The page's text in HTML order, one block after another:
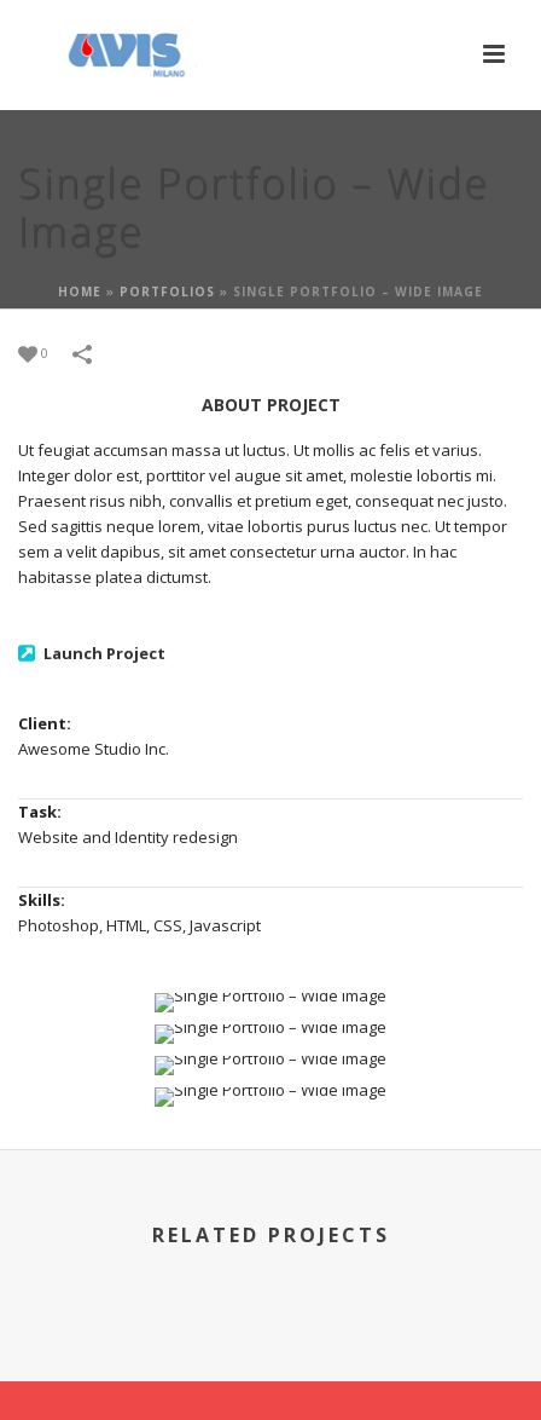
Single Portfolio – Wide
Image
HOME » PORTFOLIOS » SINGLE PORTFOLIO – WIDE IMAGE
0
ABOUT PROJECT
Ut feugiat accumsan massa ut luctus. Ut mollis ac felis et varius.
Integer dolor est, porttitor vel augue sit amet, molestie lobortis mi.
Praesent risus nibh, convallis et pretium eget, consequat nec justo.
Sed sagittis neque lorem, vitae lobortis purus luctus nec. Ut tempor
sem a velit dapibus, sit amet consectetur urna auctor. In hac
habitasse platea dictumst.
Launch Project
Client:
Awesome Studio Inc.
Task:
Website and Identity redesign
Skills:
Photoshop, HTML, CSS, Javascript
RELATED PROJECTS